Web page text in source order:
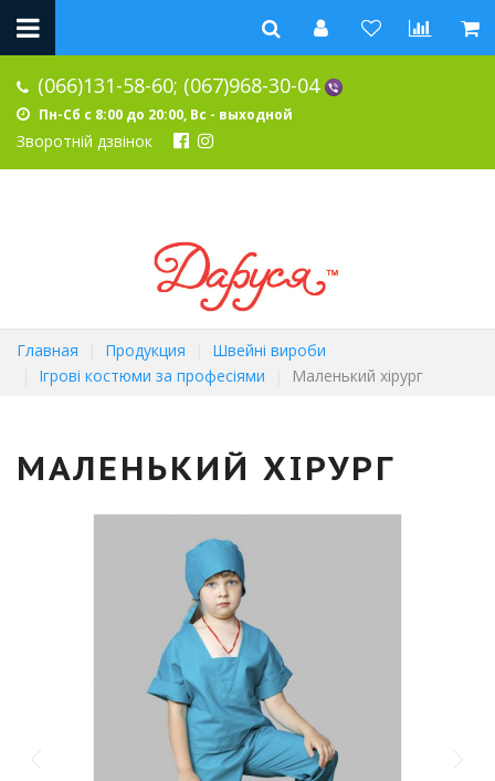
(066)131-58-60; (067)968-30-04
Пн-Сб с 8:00 до 20:00, Вс - выходной
Зворотній дзвінок
Главная Продукция
Швейні вироби
Ігрові костюми за професіями
Маленький хірург
МАЛЕНЬКИЙ ХІРУРГ